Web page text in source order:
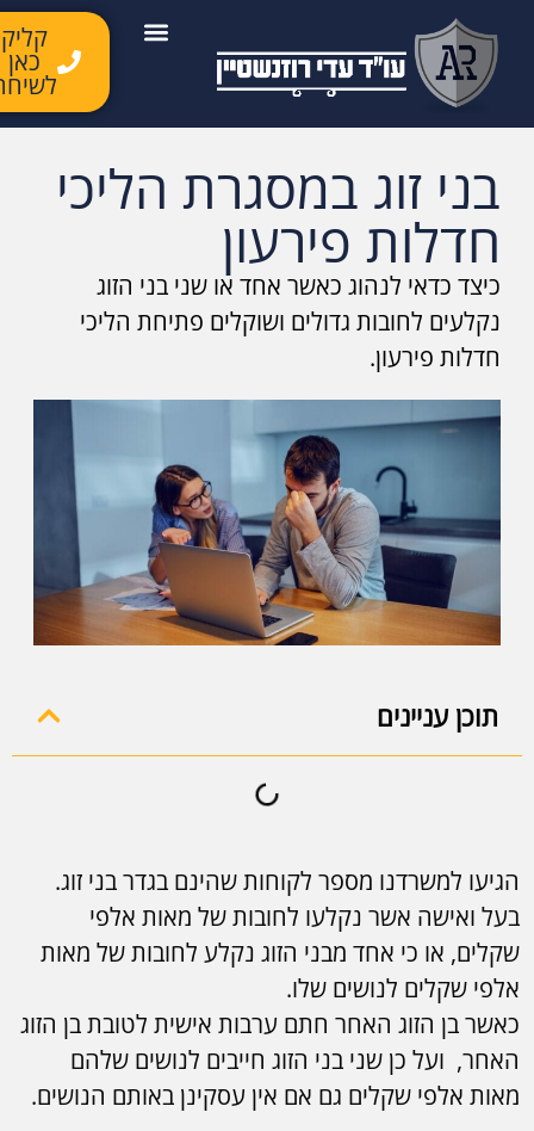
קליק
כאן
בני זוג במסגרת הליכי
חדלות פירעון
כיצד כדאי לנהוג כאשר אחד או שני בני הזוג
נקלעים לחובות גדולים ושוקלים פתיחת הליכי
חדלות פירעון.
תוכן עניינים
הגיעו למשרדנו מספר לקוחות שהינם בגדר בני זוג.
בעל ואישה אשר נקלעו לחובות של מאות אלפי
שקלים, או כי אחד מבני הזוג נקלע לחובות של מאות
אלפי שקלים לנושים שלו.
כאשר בן הזוג האחר חתם ערבות אישית לטובת בן הזוג
האחר, ועל כן שני בני הזוג חייבים לנושים שלהם
מאות אלפי שקלים גם אם אין עסקינן באותם הנושים.